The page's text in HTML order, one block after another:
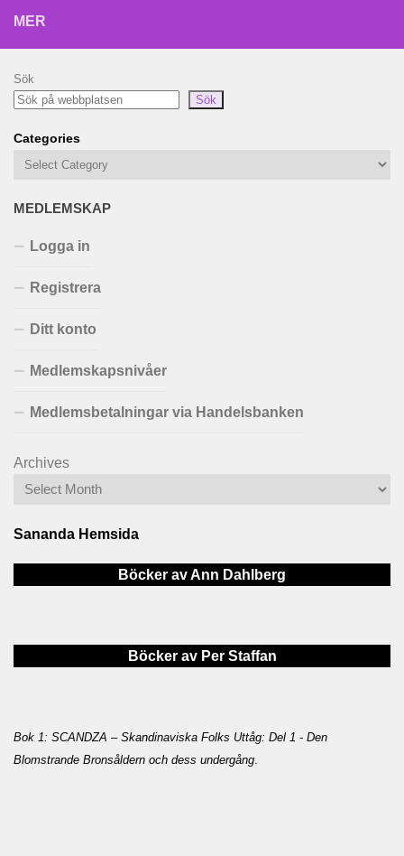
MER
Sök
Sök
Categories
MEDLEMSKAP
Logga in
Registrera
Ditt konto
Medlemskapsnivåer
Medlemsbetalningar via Handelsbanken
Archives
Sananda Hemsida
Böcker av Ann Dahlberg
Böcker av Per Staffan
Bok 1: SCANDZA – Skandinaviska Folks Uttåg: Del 1 - Den
Blomstrande Bronsåldern och dess undergång